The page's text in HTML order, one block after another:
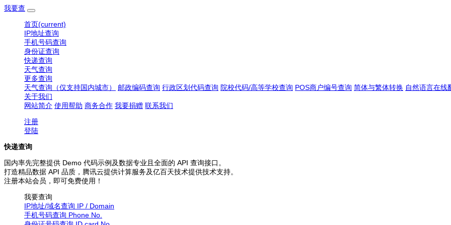
我要查
首页(current)
IP地址查询
手机号码查询
身份证查询
快递查询
天气查询
更多查询
天气查询（仅支持国内城市）
邮政编码查询 行政区划代码查询 院校代码/高等学校查询 POS商户编号查询 简体与繁体转换 自然语言在线
关于我们
网站简介 使用帮助 商务合作 我要捐赠 联系我们
注册
登陆
快递查询
国内率先完整提供 Demo 代码示例及数据专业且全面的 API 查询接口。
打造精品数据 API 品质，腾讯云提供计算服务及亿百天技术提供技术支持。
注册本站会员，即可免费使用！
我要查询
IP地址/域名查询 IP / Domain
手机号码查询 Phone No.